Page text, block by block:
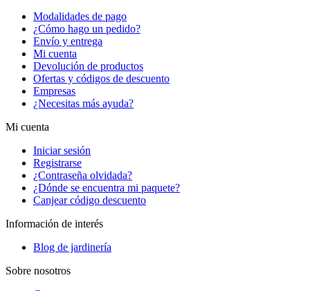
Modalidades de pago
¿Cómo hago un pedido?
Envío y entrega
Mi cuenta
Devolución de productos
Ofertas y códigos de descuento
Empresas
¿Necesitas más ayuda?
Mi cuenta
Iniciar sesión
Registrarse
¿Contraseña olvidada?
¿Dónde se encuentra mi paquete?
Canjear código descuento
Información de interés
Blog de jardinería
Sobre nosotros